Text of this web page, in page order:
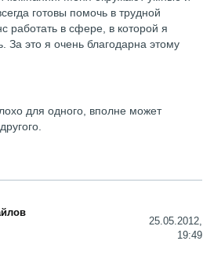
готовы помочь в трудной
работать в сфере, в которой я
За это я очень благодарна этому
для одного, вполне может
25.05.2012,
19:49